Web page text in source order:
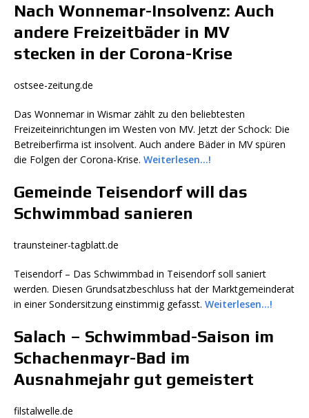
Nach Wonnemar-Insolvenz: Auch
andere Freizeitbäder in MV
stecken in der Corona-Krise
ostsee-zeitung.de
Das Wonnemar in Wismar zählt zu den beliebtesten
Freizeiteinrichtungen im Westen von MV. Jetzt der Schock: Die
Betreiberfirma ist insolvent. Auch andere Bäder in MV spüren
die Folgen der Corona-Krise. Weiterlesen…!
Gemeinde Teisendorf will das
Schwimmbad sanieren
traunsteiner-tagblatt.de
Teisendorf– Das Schwimmbad in Teisendorf soll saniert
werden. Diesen Grundsatzbeschluss hat der Marktgemeinderat
in einer Sondersitzung einstimmig gefasst. Weiterlesen…!
Salach – Schwimmbad-Saison im
Schachenmayr-Bad im
Ausnahmejahr gut gemeistert
filstalwelle.de